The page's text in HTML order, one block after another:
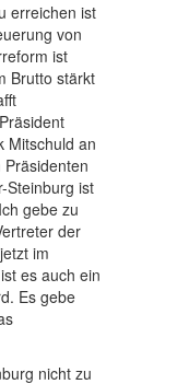
erreichen ist
von
ist
Brutto stärkt
Mitschuld an
Steinburg ist
gebe zu
der
im
es auch ein
Es gebe
nicht zu